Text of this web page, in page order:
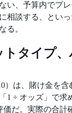
い、予算内でプ
相談する、とい
る。
トタイプ
）は、賭け金を
1 ÷ オッズ」で求
価だ。実際の合計